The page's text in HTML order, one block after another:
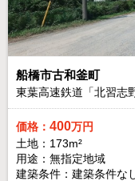
船橋市古和釜町
東葉高速鉄道「北習志
価格： 400万円
土地：173m²
用途：無指定地域
建築条件： 建築条件な